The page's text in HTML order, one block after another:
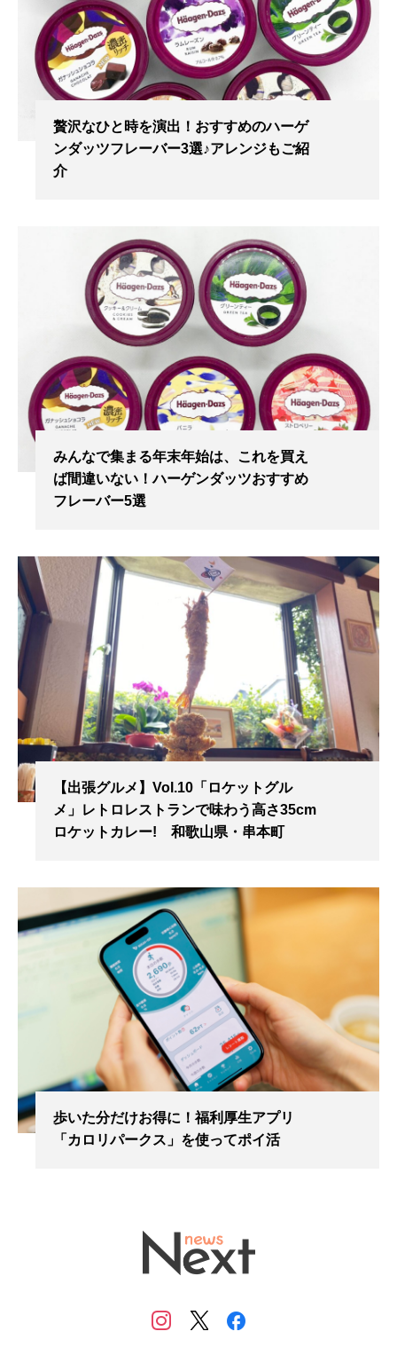
贅沢なひと時を演出！おすすめのハーゲ
ンダッツフレーバー3選♪アレンジもご紹
介
みんなで集まる年末年始は、これを買え
ば間違いない！ハーゲンダッツおすすめ
フレーバー5選
【出張グルメ】Vol.10「ロケットグル
メ」レトロレストランで味わう高さ35cm
ロケットカレー! 和歌山県・串本町
歩いた分だけお得に！福利厚生アプリ
「カロリパークス」を使ってポイ活